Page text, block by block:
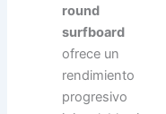
round
surfboard
ofrece un
rendimiento
progresivo